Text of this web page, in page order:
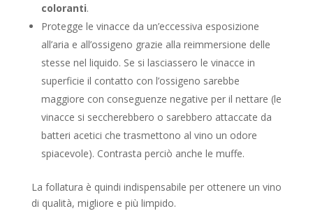
coloranti.
Protegge le vinacce da un’eccessiva esposizione
all’aria e all’ossigeno grazie alla reimmersione delle
stesse nel liquido. Se si lasciassero le vinacce in
superficie il contatto con l’ossigeno sarebbe
maggiore con conseguenze negative per il nettare (le
vinacce si seccherebbero o sarebbero attaccate da
batteri acetici che trasmettono al vino un odore
spiacevole). Contrasta perciò anche le muffe.
La follatura è quindi indispensabile per ottenere un vino
di qualità, migliore e più limpido.